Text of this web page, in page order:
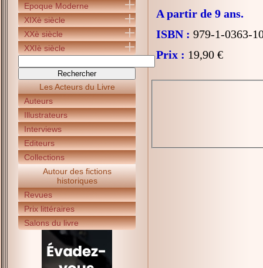
Epoque Moderne
XIXè siècle
XXè siècle
XXIè siècle
Les Acteurs du Livre
Auteurs
Illustrateurs
Interviews
Editeurs
Collections
Autour des fictions
historiques
Revues
Prix littéraires
Salons du livre
A partir de 9 ans.
ISBN : 979-1-0363-
Prix : 19,90 €